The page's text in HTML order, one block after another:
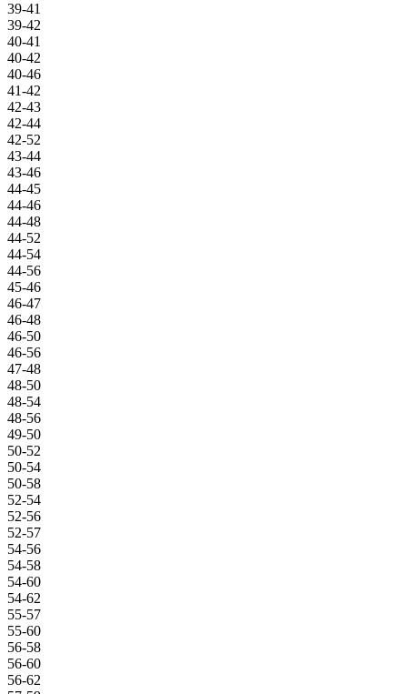
39-41
39-42
40-41
40-42
40-46
41-42
42-43
42-44
42-52
43-44
43-46
44-45
44-46
44-48
44-52
44-54
44-56
45-46
46-47
46-48
46-50
46-56
47-48
48-50
48-54
48-56
49-50
50-52
50-54
50-58
52-54
52-56
52-57
54-56
54-58
54-60
54-62
55-57
55-60
56-58
56-60
56-62